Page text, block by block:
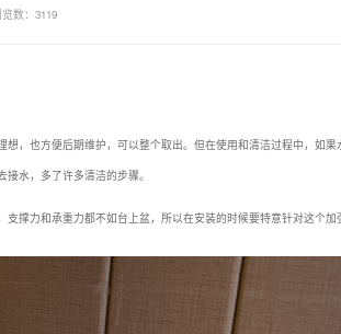
数：3119
，也方便后期维护，可以整个取出。但在使用和清洁过程中，如果
水，多了许多清洁的步骤。
撑力和承重力都不如台上盆，所以在安装的时候要特意针对这个加